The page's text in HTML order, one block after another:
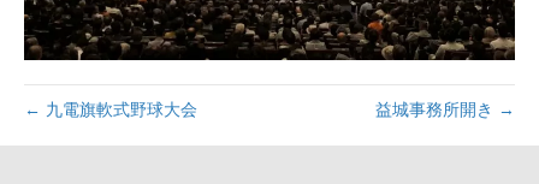
← 九電旗軟式野球大会 益城事務所開き →